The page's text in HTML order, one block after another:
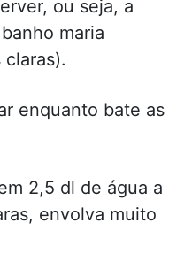
ou seja, a
maria
enquanto bate as
2,5 dl de água a
envolva muito